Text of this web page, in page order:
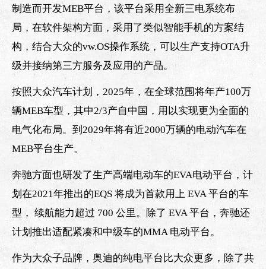
制造而开发MEB平台，该平台采用全新三电系统布
局，在软件架构方面，采用了类似智能手机的方案结
构，结合大众的vw.OS操作系统，可以生产支持OTA升
级并接纳第三方服务及应用的产品。
按照大众汽车计划，2025年，在全球范围将年产100万
辆MEB车型，其中2/3产自中国，用以实现更为全面的
电气化布局。到2029年将有近2000万辆的电动汽车在
MEB平台生产。
奔驰方面也研发了生产高端电动车的EVA电动平台，计
划在2021年推出的EQS 将成为首款用上 EVA 平台的车
型， 续航能力超过 700 公里。除了 EVA 平台，奔驰还
计划推出适配紧凑和中级车的MMA 电动平台。
作为大众子品牌，奥迪的纯电平台比大众更多，除了共